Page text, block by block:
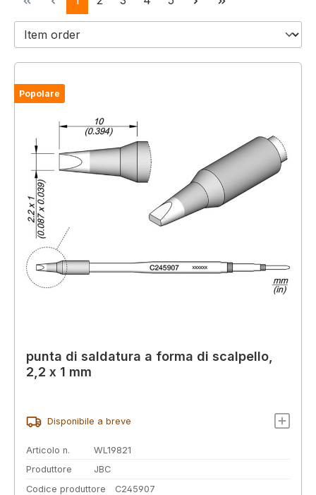
Popolare
punta di saldatura a forma di scalpello,
2,2 x 1 mm
Disponibile a breve
Articolo n.
WL19821
Produttore
JBC
Codice produttore
C245907